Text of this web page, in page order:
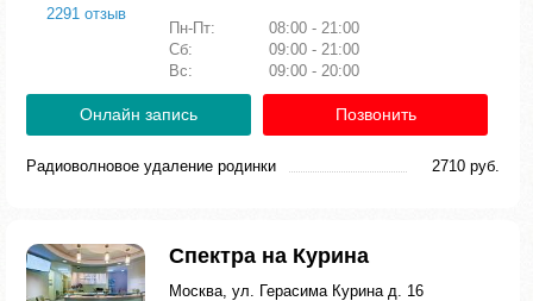
2291 отзыв
Пн-Пт:
08:00 - 21:00
Сб:
09:00 - 21:00
Вс:
09:00 - 20:00
Онлайн запись Позвонить
Радиоволновое удаление родинки 2710 руб.
Спектра на Курина
Москва, ул. Герасима Курина д. 16